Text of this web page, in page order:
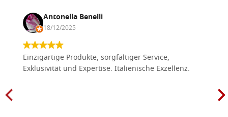
Antonella Benelli
18/12/2025
Einzigartige Produkte, sorgfältiger Service,
Exklusivität und Expertise. Italienische Exzellenz.